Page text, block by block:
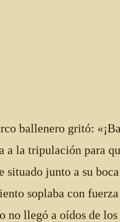
ballenero gritó:
a la tripulación para
junto a su
soplaba con
no llegó a oídos de